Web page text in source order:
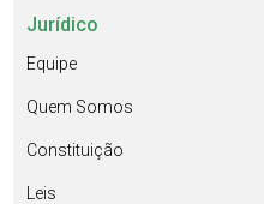
Jurídico
Equipe
Quem Somos
Constituição
Leis